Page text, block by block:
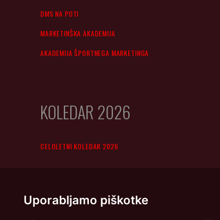
Uporabljamo piškotke
DMS NA POTI
MARKETINŠKA AKADEMIJA
AKADEMIJA ŠPORTNEGA MARKETINGA
KOLEDAR 2026
CELOLETNI KOLEDAR 2026